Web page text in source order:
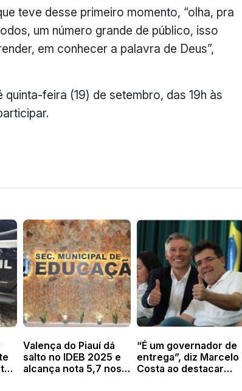
teve desse primeiro momento, “olha, pra
um número grande de público, isso
em conhecer a palavra de Deus”,
feira (19) de setembro, das 19h às
Valença do Piauí dá
salto no IDEB 2025 e
alcança nota 5,7 nos
“É um governador de
entrega”, diz Marcelo
Costa ao destacar